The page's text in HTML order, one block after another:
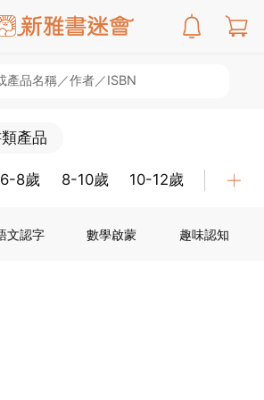
產品名稱／作者／ISBN
產品
6-8歲 8-10歲 10-12歲 教具
文認字 數學啟蒙 趣味認知